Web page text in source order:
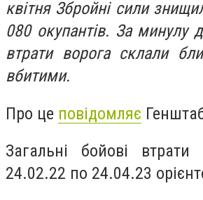
квітня Збройні сили
080 окупантів. За минулу
втрати ворога склали
вбитими.
Про це повідомляє
Загальні бойові
24.02.22 по 24.04.23